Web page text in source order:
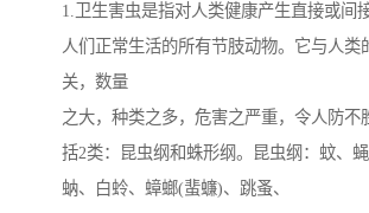
1.卫生害虫是指对人类健康产生直接或间
人们正常生活的所有节肢动物。它与人类
关，数量
之大，种类之多，危害之严重，令人防不
括2类：昆虫纲和蛛形纲。昆虫纲：蚊、蝇
蚋、白蛉、蟑螂(蜚蠊)、跳蚤、